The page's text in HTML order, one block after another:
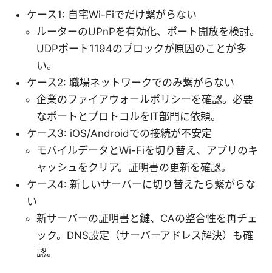
ケース1: 自宅Wi-Fiでだけ繋がらない
ルーターのUPnPを有効化、ポート開放を検討。
UDPポート1194のブロックが原因のことが多
い。
ケース2: 職場ネットワークでのみ繋がらない
企業のファイアウォールポリシーを確認。必要
なポートとプロトコルをIT部門に依頼。
ケース3: iOS/Androidでの接続が不安定
モバイルデータとWi-Fiを切り替え、アプリのキ
ャッシュをクリア。証明書の更新を確認。
ケース4: 新しいサーバーに切り替えたら繋がらな
い
新サーバーの証明書と鍵、CAの整合性を再チェ
ック。DNS設定（サーバーアドレス解決）も確
認。